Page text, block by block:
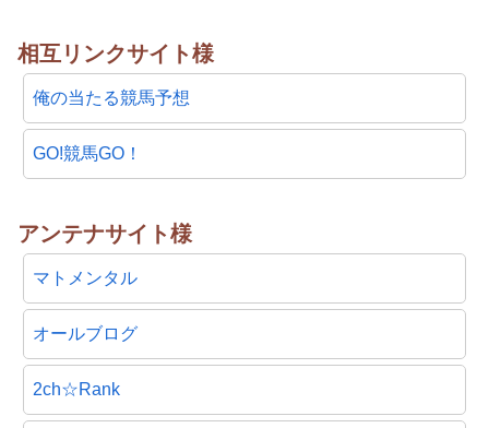
相互リンクサイト様
俺の当たる競馬予想
GO!競馬GO！
アンテナサイト様
マトメンタル
オールブログ
2ch☆Rank